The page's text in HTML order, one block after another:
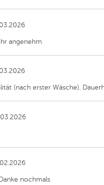
angenehm
(nach erster Wäsche).
nochmals